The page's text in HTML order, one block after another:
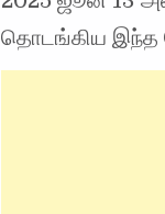
தொடங்கிய இந்த